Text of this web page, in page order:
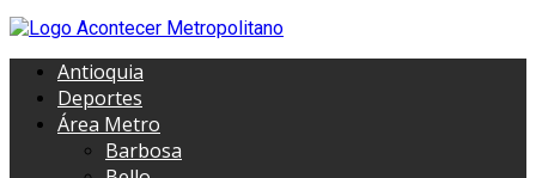
Antioquia
Deportes
Área Metro
Barbosa